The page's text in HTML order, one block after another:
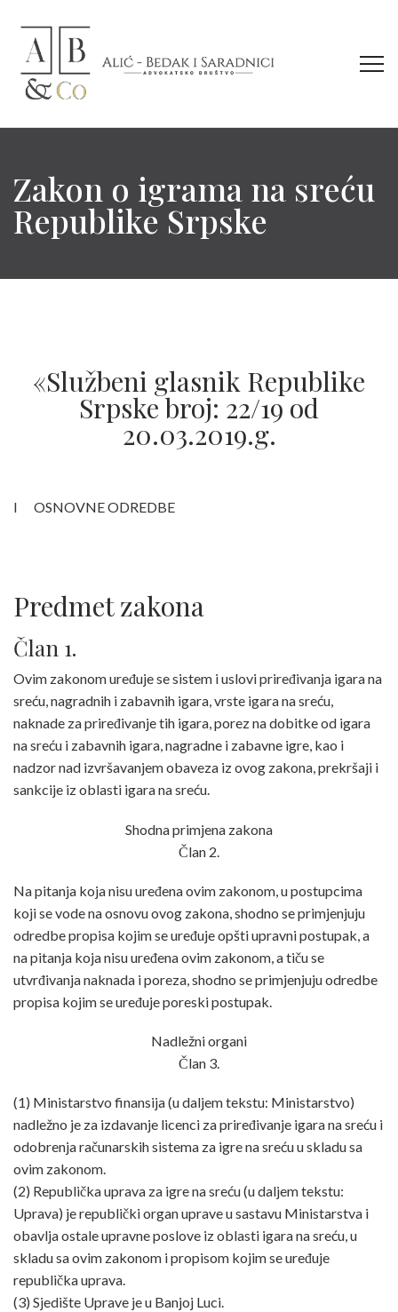
Zakon o igrama na sreću
Republike Srpske
«Službeni glasnik Republike
Srpske broj: 22/19 od
20.03.2019.g.
I OSNOVNE ODREDBE
Predmet zakona
Član 1.
Ovim zakonom uređuje se sistem i uslovi priređivanja igara na
sreću, nagradnih i zabavnih igara, vrste igara na sreću,
naknade za priređivanje tih igara, porez na dobitke od igara
na sreću i zabavnih igara, nagradne i zabavne igre, kao i
nadzor nad izvršavanjem obaveza iz ovog zakona, prekršaji i
sankcije iz oblasti igara na sreću.
Shodna primjena zakona
Član 2.
Na pitanja koja nisu uređena ovim zakonom, u postupcima
koji se vode na osnovu ovog zakona, shodno se primjenjuju
odredbe propisa kojim se uređuje opšti upravni postupak, a
na pitanja koja nisu uređena ovim zakonom, a tiču se
utvrđivanja naknada i poreza, shodno se primjenjuju odredbe
propisa kojim se uređuje poreski postupak.
Nadležni organi
Član 3.
(1) Ministarstvo finansija (u daljem tekstu: Ministarstvo)
nadležno je za izdavanje licenci za priređivanje igara na sreću i
odobrenja računarskih sistema za igre na sreću u skladu sa
ovim zakonom.
(2) Republička uprava za igre na sreću (u daljem tekstu:
Uprava) je republički organ uprave u sastavu Ministarstva i
obavlja ostale upravne poslove iz oblasti igara na sreću, u
skladu sa ovim zakonom i propisom kojim se uređuje
republička uprava.
(3) Sjedište Uprave je u Banjoj Luci.